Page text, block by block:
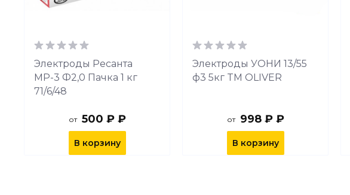
Электроды Ресанта
МР-3 Ф2,0 Пачка 1 кг
71/6/48
от 500 ₽ ₽
В корзину
Электроды УОНИ 13/55
ф3 5кг TM OLIVER
от 998 ₽ ₽
В корзину